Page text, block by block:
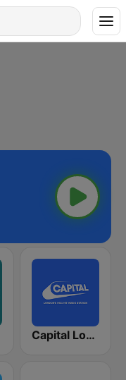
Capital London